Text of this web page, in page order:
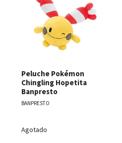
Peluche Pokémon
Chingling Hopetita
Banpresto
BANPRESTO
Agotado